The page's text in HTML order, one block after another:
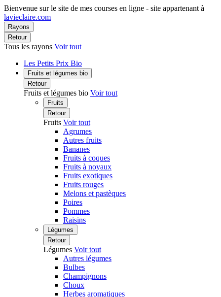
Bienvenue sur le site de mes courses en ligne - site appartenant à
lavieclaire.com
Rayons
Retour
Tous les rayons Voir tout
Les Petits Prix Bio
Fruits et légumes bio
Retour
Fruits et légumes bio Voir tout
Fruits
Retour
Fruits Voir tout
Agrumes
Autres fruits
Bananes
Fruits à coques
Fruits à noyaux
Fruits exotiques
Fruits rouges
Melons et pastèques
Poires
Pommes
Raisins
Légumes
Retour
Légumes Voir tout
Autres légumes
Bulbes
Champignons
Choux
Herbes aromatiques